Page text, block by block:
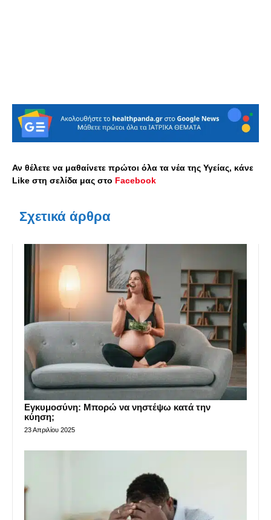
Αν θέλετε να μαθαίνετε πρώτοι όλα τα νέα της Υγείας, κάνε
Like στη σελίδα μας στο Facebook
Σχετικά άρθρα
Εγκυμοσύνη: Μπορώ να νηστέψω κατά την
κύηση;
23 Απριλίου 2025